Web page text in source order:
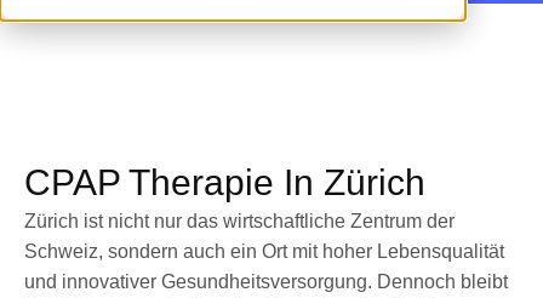
CPAP Therapie In Zürich
Zürich ist nicht nur das wirtschaftliche Zentrum der
Schweiz, sondern auch ein Ort mit hoher Lebensqualität
und innovativer Gesundheitsversorgung. Dennoch bleibt